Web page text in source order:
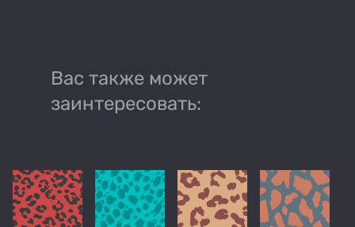
Вас также может
заинтересовать: